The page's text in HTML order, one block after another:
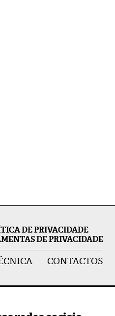
DE PRIVACIDADE
DE PRIVACIDADE
CONTACTOS